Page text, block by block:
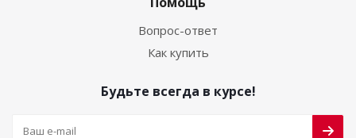
Вопрос-ответ
Как купить
Будьте всегда в курсе!